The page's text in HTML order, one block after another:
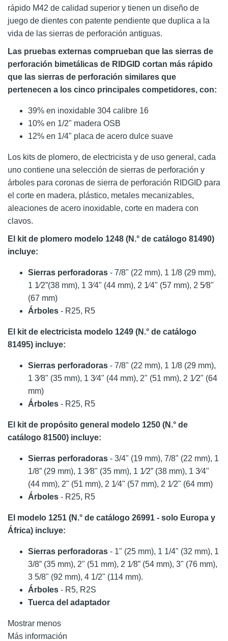
rápido M42 de calidad superior y tienen un diseño de
juego de dientes con patente pendiente que duplica a la
vida de las sierras de perforación antiguas.
Las pruebas externas comprueban que las sierras de
perforación bimetálicas de RIDGID cortan más rápido
que las sierras de perforación similares que
pertenecen a los cinco principales competidores, con:
39% en inoxidable 304 calibre 16
10% en 1/2" madera OSB
12% en 1/4" placa de acero dulce suave
Los kits de plomero, de electricista y de uso general, cada
uno contiene una selección de sierras de perforación y
árboles para coronas de sierra de perforación RIDGID para
el corte en madera, plástico, metales mecanizables,
aleaciones de acero inoxidable, corte en madera con
clavos.
El kit de plomero modelo 1248 (N.° de catálogo 81490)
incluye:
Sierras perforadoras - 7/8" (22 mm), 1 1/8 (29 mm),
1 1⁄2”(38 mm), 1 3⁄4" (44 mm), 2 1⁄4" (57 mm), 2 5⁄8"
(67 mm)
Árboles - R25, R5
El kit de electricista modelo 1249 (N.° de catálogo
81495) incluye:
Sierras perforadoras - 7/8" (22 mm), 1 1/8 (29 mm),
1 3⁄8" (35 mm), 1 3⁄4" (44 mm), 2" (51 mm), 2 1⁄2" (64
mm)
Árboles - R25, R5
El kit de propósito general modelo 1250 (N.° de
catálogo 81500) incluye:
Sierras perforadoras - 3/4" (19 mm), 7/8" (22 mm), 1
1/8” (29 mm), 1 3⁄8" (35 mm), 1 1⁄2” (38 mm), 1 3⁄4"
(44 mm), 2" (51 mm), 2 1⁄4" (57 mm), 2 1⁄2" (64 mm)
Árboles - R25, R5
El modelo 1251 (N.° de catálogo 26991 - solo Europa y
África) incluye:
Sierras perforadoras - 1" (25 mm), 1 1/4" (32 mm), 1
3/8” (35 mm), 2" (51 mm), 2 1⁄8” (54 mm), 3" (76 mm),
3 5/8" (92 mm), 4 1/2" (114 mm).
Árboles - R5, R2S
Tuerca del adaptador
Mostrar menos
Más información